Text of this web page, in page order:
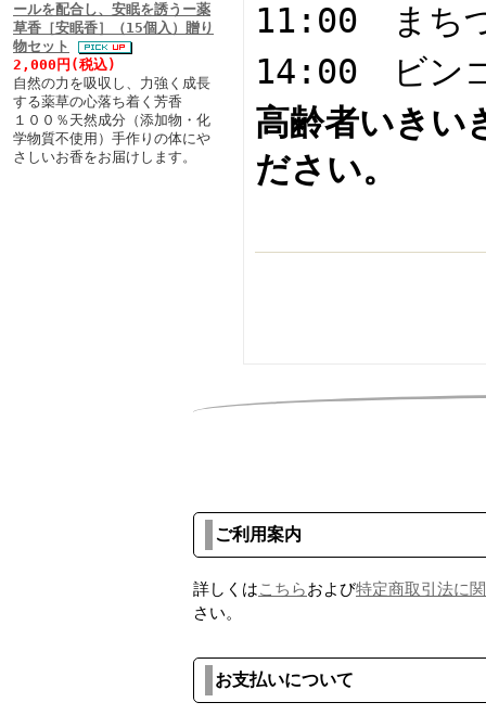
ールを配合し、安眠を誘うー薬
草香［安眠香］（15個入）贈り
物セット
2,000円(税込)
自然の力を吸収し、力強く成長
する薬草の心落ち着く芳香
１００％天然成分（添加物・化
学物質不使用）手作りの体にや
さしいお香をお届けします。
11:00 まち
14:00 ビン
高齢者いきい
ださい。
ご利用案内
詳しくはこちらおよび特定商取引法に
さい。
お支払いについて